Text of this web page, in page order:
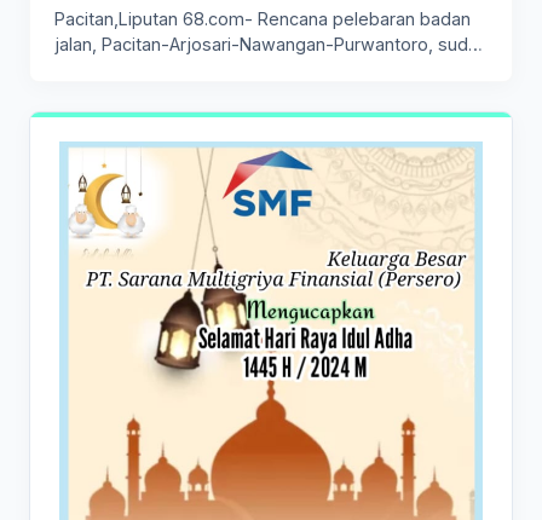
Pacitan,Liputan 68.com- Rencana pelebaran badan
jalan, Pacitan-Arjosari-Nawangan-Purwantoro, sudah